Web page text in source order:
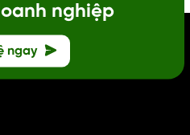
nghiệp
ngay